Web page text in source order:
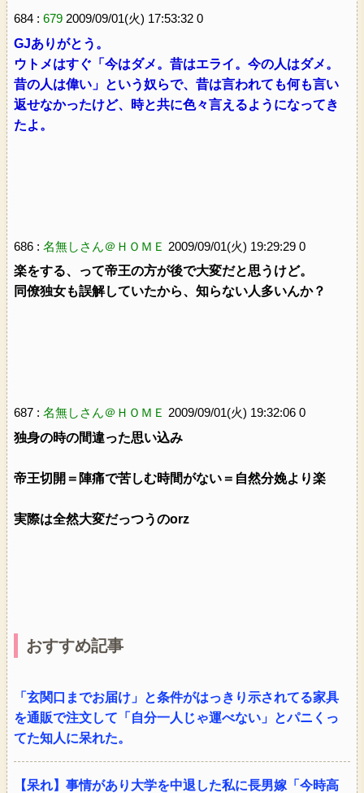
684 : 679 2009/09/01(火) 17:53:32 0
GJありがとう。
ウトメはすぐ「今はダメ。昔はエライ。今の人はダメ。
昔の人は偉い」という奴らで、昔は言われても何も言い
返せなかったけど、時と共に色々言えるようになってき
たよ。
686 : 名無しさん＠ＨＯＭＥ 2009/09/01(火) 19:29:29 0
楽をする、って帝王の方が後で大変だと思うけど。
同僚独女も誤解していたから、知らない人多いんか？
687 : 名無しさん＠ＨＯＭＥ 2009/09/01(火) 19:32:06 0
独身の時の間違った思い込み
帝王切開＝陣痛で苦しむ時間がない＝自然分娩より楽
実際は全然大変だっつうのorz
おすすめ記事
「玄関口までお届け」と条件がはっきり示されてる家具
を通販で注文して「自分一人じゃ運べない」とパニくっ
てた知人に呆れた。
【呆れ】事情があり大学を中退した私に長男嫁「今時高